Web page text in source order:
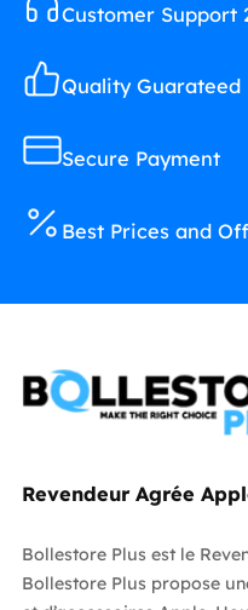
Customer Support
Quality Guarateed
Secure Payment
Best Prices and
Revendeur Agrée
Bollestore Plus est le
Bollestore Plus propose